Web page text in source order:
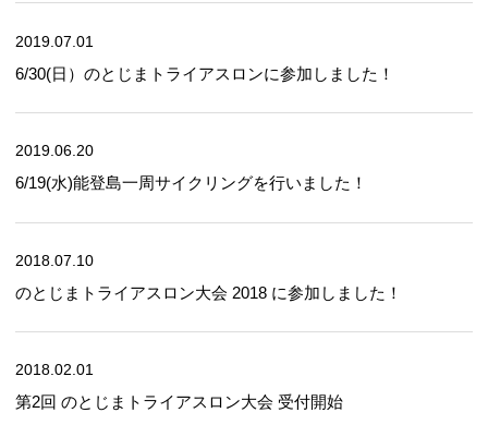
2019.07.01
6/30(日）のとじまトライアスロンに参加しました！
2019.06.20
6/19(水)能登島一周サイクリングを行いました！
2018.07.10
のとじまトライアスロン大会 2018 に参加しました！
2018.02.01
第2回 のとじまトライアスロン大会 受付開始